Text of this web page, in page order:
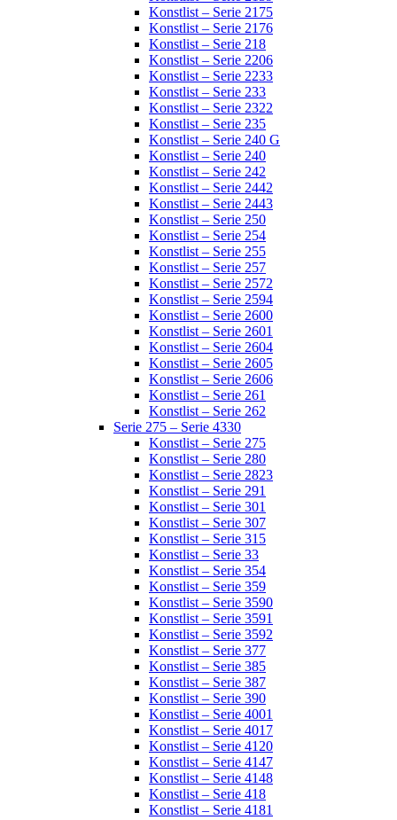
Konstlist – Serie 2175
Konstlist – Serie 2176
Konstlist – Serie 218
Konstlist – Serie 2206
Konstlist – Serie 2233
Konstlist – Serie 233
Konstlist – Serie 2322
Konstlist – Serie 235
Konstlist – Serie 240 G
Konstlist – Serie 240
Konstlist – Serie 242
Konstlist – Serie 2442
Konstlist – Serie 2443
Konstlist – Serie 250
Konstlist – Serie 254
Konstlist – Serie 255
Konstlist – Serie 257
Konstlist – Serie 2572
Konstlist – Serie 2594
Konstlist – Serie 2600
Konstlist – Serie 2601
Konstlist – Serie 2604
Konstlist – Serie 2605
Konstlist – Serie 2606
Konstlist – Serie 261
Konstlist – Serie 262
Serie 275 – Serie 4330
Konstlist – Serie 275
Konstlist – Serie 280
Konstlist – Serie 2823
Konstlist – Serie 291
Konstlist – Serie 301
Konstlist – Serie 307
Konstlist – Serie 315
Konstlist – Serie 33
Konstlist – Serie 354
Konstlist – Serie 359
Konstlist – Serie 3590
Konstlist – Serie 3591
Konstlist – Serie 3592
Konstlist – Serie 377
Konstlist – Serie 385
Konstlist – Serie 387
Konstlist – Serie 390
Konstlist – Serie 4001
Konstlist – Serie 4017
Konstlist – Serie 4120
Konstlist – Serie 4147
Konstlist – Serie 4148
Konstlist – Serie 418
Konstlist – Serie 4181